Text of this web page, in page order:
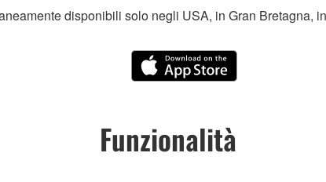
disponibili solo negli USA, in Gran Bretagna,
Funzionalità